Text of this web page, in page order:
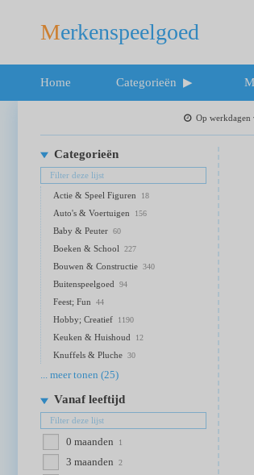
Merkenspeelgoed
Home Categorieën
Op werkdagen
Categorieën
Actie & Speel Figuren 18
Auto's & Voertuigen 156
Baby & Peuter 60
Boeken & School 227
Bouwen & Constructie 340
Buitenspeelgoed 94
Feest; Fun 44
Hobby; Creatief 1190
Keuken & Huishoud 12
Knuffels & Pluche 30
... meer tonen (25)
Vanaf leeftijd
0 maanden 1
3 maanden 2